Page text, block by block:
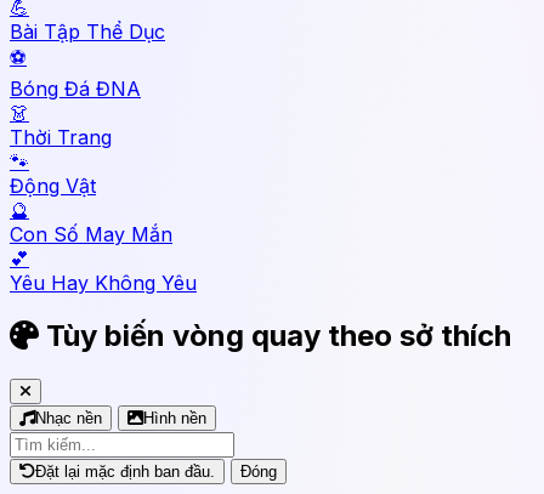
💪
Bài Tập Thể Dục
⚽
Bóng Đá ĐNA
👗
Thời Trang
🐾
Động Vật
🔮
Con Số May Mắn
💕
Yêu Hay Không Yêu
Tùy biến vòng quay theo sở thích
Nhạc nền Hình nền
Đặt lại mặc định ban đầu. Đóng